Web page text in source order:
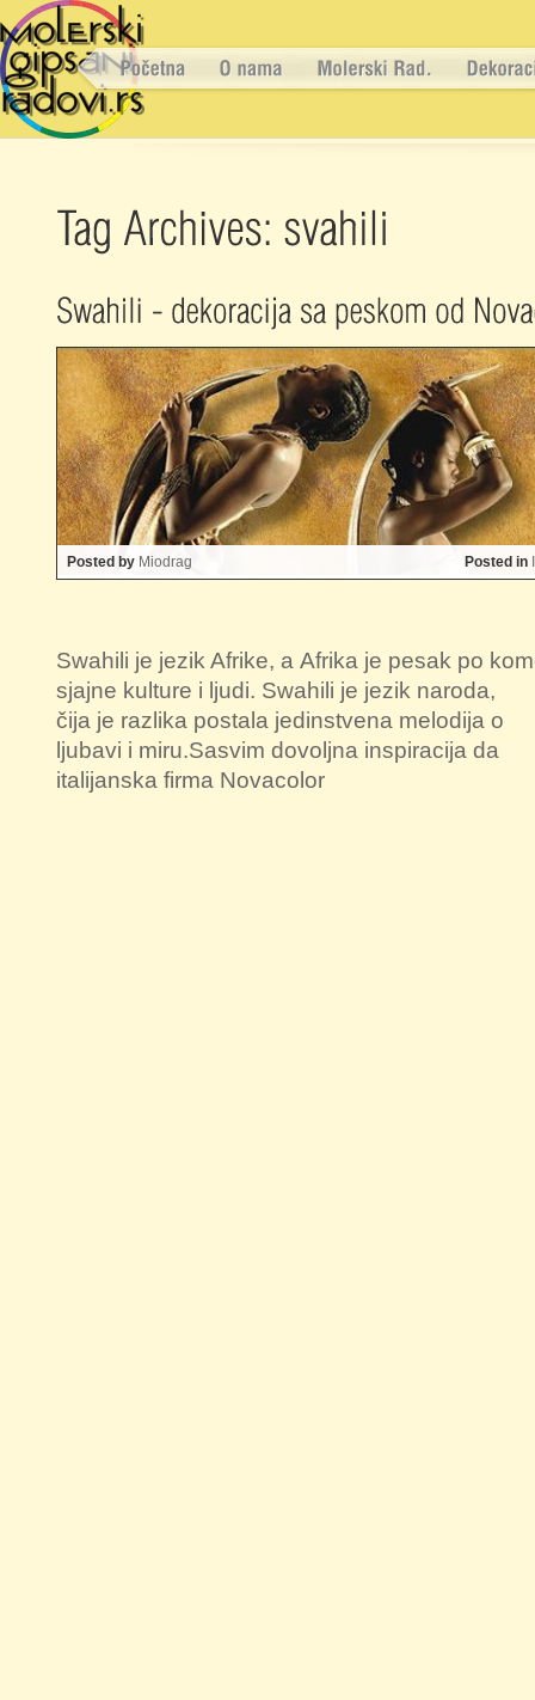
Posted by Miodrag Posted in
Swahili je jezik Afrike, a Afrika je pesak po
sjajne kulture i ljudi. Swahili je jezik naroda,
čija je razlika postala jedinstvena melodija o
ljubavi i miru.Sasvim dovoljna inspiracija da
italijanska firma Novacolor